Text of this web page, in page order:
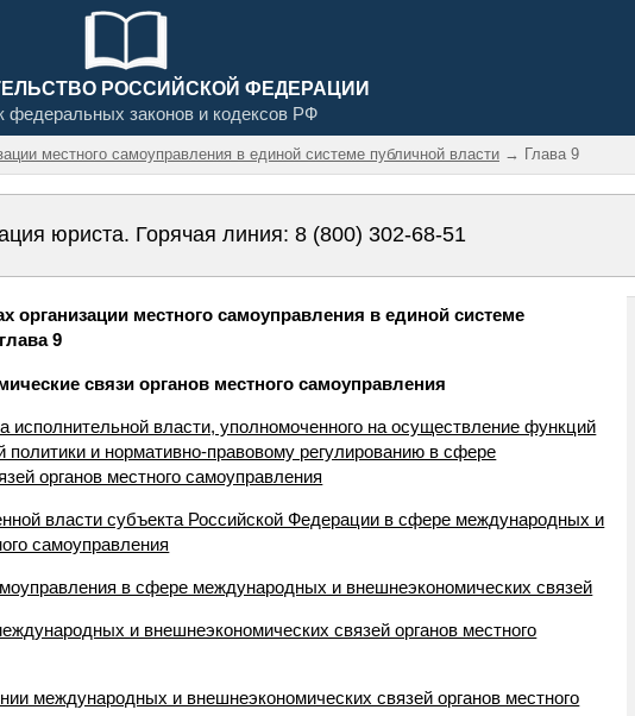
РОССИЙСКОЙ ФЕДЕРАЦИИ
федеральных законов и кодексов РФ
местного самоуправления в единой системе публичной власти → Глава 9
юриста. Горячая линия: 8 (800) 302-68-51
местного самоуправления в единой системе
9
связи органов местного самоуправления
исполнительной власти, уполномоченного на осуществление функций
политики и нормативно-правовому регулированию в сфере
органов местного самоуправления
власти субъекта Российской Федерации в сфере международных и
самоуправления
в сфере международных и внешнеэкономических связей
и внешнеэкономических связей органов местного
международных и внешнеэкономических связей органов местного